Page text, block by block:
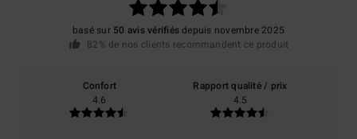
basé sur 50 avis vérifiésdepuis novembre 2025
82% de nos clients recommandent ce produit
Confort
4.6
Rapport qualité / prix
4.5